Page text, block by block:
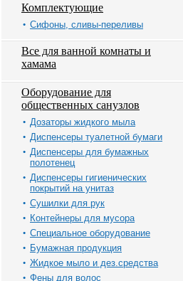
Комплектующие
Сифоны, сливы-переливы
Все для ванной комнаты и
хамама
Оборудование для
общественных санузлов
Дозаторы жидкого мыла
Диспенсеры туалетной бумаги
Диспенсеры для бумажных
полотенец
Диспенсеры гигиенических
покрытий на унитаз
Сушилки для рук
Контейнеры для мусора
Специальное оборудование
Бумажная продукция
Жидкое мыло и дез.средства
Фены для волос